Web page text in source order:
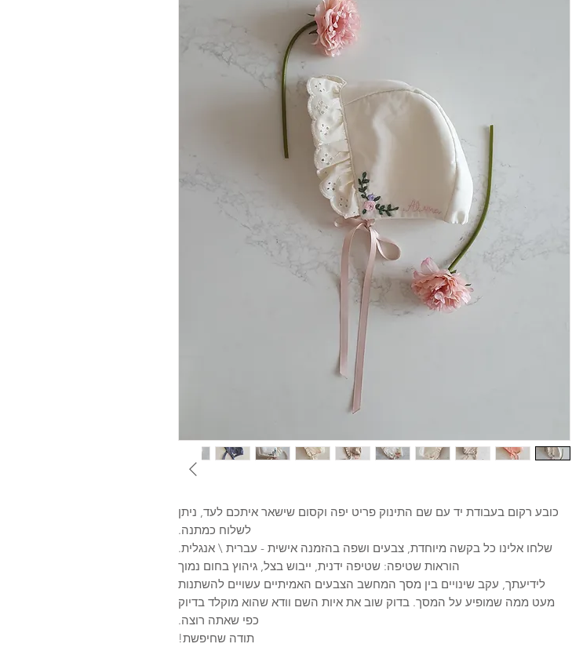
כובע רקום בעבודת יד עם שם התינוק פריט יפה וקסום שישאר איתכם לעד, ניתן
לשלוח כמתנה.
שלחו אלינו כל בקשה מיוחדת, צבעים ושפה בהזמנה אישית - עברית \ אנגלית.
הוראות שטיפה: שטיפה ידנית, ייבוש בצל, גיהוץ בחום נמוך
לידיעתך, עקב שינויים בין מסך המחשב הצבעים האמיתיים עשויים להשתנות
מעט ממה שמופיע על המסך. בדוק שוב את איות השם וודא שהוא מוקלד בדיוק
כפי שאתה רוצה.
תודה שחיפשת!